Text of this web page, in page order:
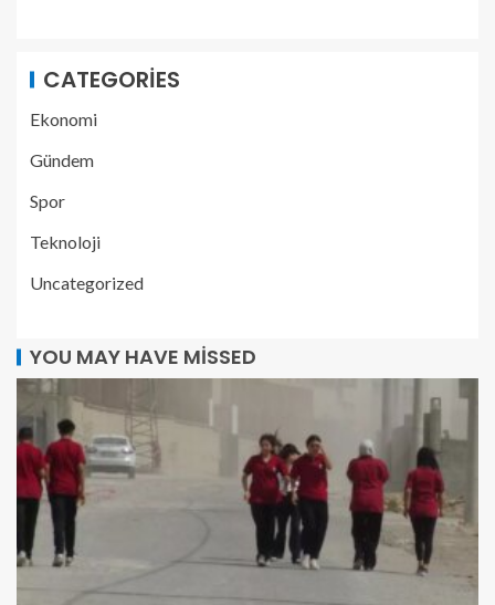
CATEGORIES
Ekonomi
Gündem
Spor
Teknoloji
Uncategorized
YOU MAY HAVE MISSED